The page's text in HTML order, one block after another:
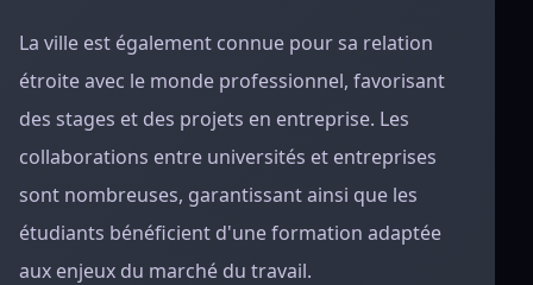
La ville est également connue pour sa relation
étroite avec le monde professionnel, favorisant
des stages et des projets en entreprise. Les
collaborations entre universités et entreprises
sont nombreuses, garantissant ainsi que les
étudiants bénéficient d'une formation adaptée
aux enjeux du marché du travail.